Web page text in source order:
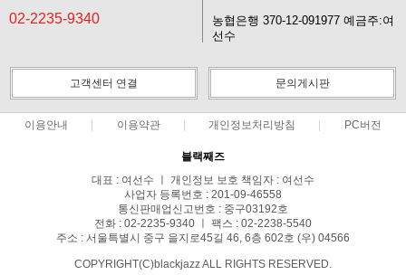
02-2235-9340
농협은행 370-12-091977 예금주:여
선수
고객센터 연결 문의게시판
이용안내 이용약관 개인정보처리방침 PC버전
블랙째즈
대표 : 여선수 ㅣ 개인정보 보호 책임자 : 여선수
사업자 등록번호 : 201-09-46558
통신판매업신고번호 : 중구03192호
전화 : 02-2235-9340 ㅣ 팩스 : 02-2238-5540
주소 : 서울특별시 중구 을지로45길 46, 6층 602호 (우) 04566
COPYRIGHT(C)blackjazz ALL RIGHTS RESERVED.